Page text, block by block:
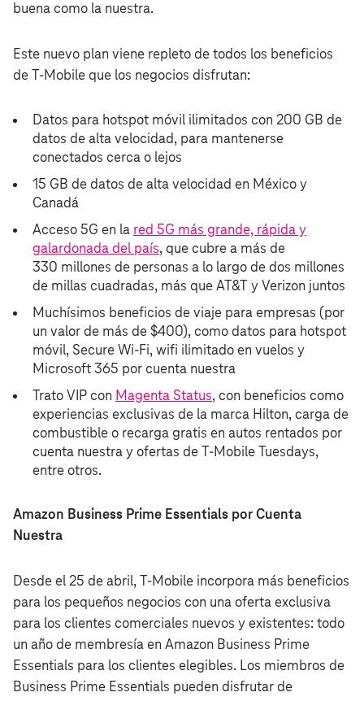
buena como la nuestra.
Este nuevo plan viene repleto de todos los beneficios
de T‑Mobile que los negocios disfrutan:
Datos para hotspot móvil ilimitados con 200 GB de
datos de alta velocidad, para mantenerse
conectados cerca o lejos
15 GB de datos de alta velocidad en México y
Canadá
Acceso 5G en la red 5G más grande, rápida y
galardonada del país, que cubre a más de
330 millones de personas a lo largo de dos millones
de millas cuadradas, más que AT&T y Verizon juntos
Muchísimos beneficios de viaje para empresas (por
un valor de más de $400), como datos para hotspot
móvil, Secure Wi-Fi, wifi ilimitado en vuelos y
Microsoft 365 por cuenta nuestra
Trato VIP con Magenta Status, con beneficios como
experiencias exclusivas de la marca Hilton, carga de
combustible o recarga gratis en autos rentados por
cuenta nuestra y ofertas de T‑Mobile Tuesdays,
entre otros.
Amazon Business Prime Essentials por Cuenta
Nuestra
Desde el 25 de abril, T‑Mobile incorpora más beneficios
para los pequeños negocios con una oferta exclusiva
para los clientes comerciales nuevos y existentes: todo
un año de membresía en Amazon Business Prime
Essentials para los clientes elegibles. Los miembros de
Business Prime Essentials pueden disfrutar de